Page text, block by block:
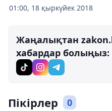
01:00, 18 қыркүйек 2018
Жаңалықтан
хабардар болыңыз:
Пікірлер 0